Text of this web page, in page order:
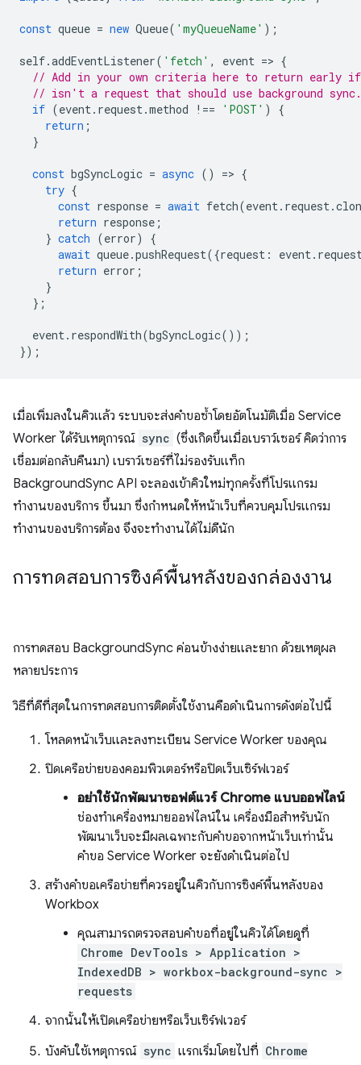
const queue = new Queue( 'myQueueName' );
self.addEventListener( 'fetch' , event => {
// Add in your own criteria here to return early
// isn't a request that should use background sync.
if (event. request.method !== 'POST' )
{
return ;
}
const bgSyncLogic = async () => {
try {
const response = await fetch(event. request.
return response ;
} catch (error)
{
await queue.pushRequest({request : event.
return error ;
}
};
event. respondWith(bgSyncLogic());
});
เมื่อเพิ่มลงในคิวแล้ว ระบบจะส่งคำขอซ้ำโดยอัตโนมัติเมื่อ Service
Worker ได้รับเหตุการณ์ sync (ซึ่งเกิดขึ้นเมื่อเบราว์เซอร์ คิดว่าการ
เชื่อมต่อกลับคืนมา) เบราว์เซอร์ที่ไม่รองรับแท็ก
BackgroundSync API จะลองเข้าคิวใหม่ทุกครั้งที่โปรแกรม
ทำงานของบริการ ขึ้นมา ซึ่งกำหนดให้หน้าเว็บที่ควบคุมโปรแกรม
ทำงานของบริการต้อง จึงจะทำงานได้ไม่ดีนัก
การทดสอบการซิงค์พื้นหลังของกล่องงาน
การทดสอบ BackgroundSync ค่อนข้างง่ายและยาก ด้วยเหตุผล
หลายประการ
วิธีที่ดีที่สุดในการทดสอบการติดตั้งใช้งานคือดำเนินการดังต่อไปนี้
โหลดหน้าเว็บและลงทะเบียน Service Worker ของคุณ
ปิดเครือข่ายของคอมพิวเตอร์หรือปิดเว็บเซิร์ฟเวอร์
อย่าใช้นักพัฒนาซอฟต์แวร์ Chrome แบบออฟไลน์
ช่องทำเครื่องหมายออฟไลน์ใน เครื่องมือสำหรับนัก
พัฒนาเว็บจะมีผลเฉพาะกับคำขอจากหน้าเว็บเท่านั้น
คำขอ Service Worker จะยังดำเนินต่อไป
สร้างคำขอเครือข่ายที่ควรอยู่ในคิวกับการซิงค์พื้นหลังของ
Workbox
คุณสามารถตรวจสอบคำขอที่อยู่ในคิวได้โดยดูที่
Chrome DevTools > Application >
IndexedDB > workbox-background-sync >
requests
จากนั้นให้เปิดเครือข่ายหรือเว็บเซิร์ฟเวอร์
บังคับใช้เหตุการณ์ sync แรกเริ่มโดยไปที่ Chrome